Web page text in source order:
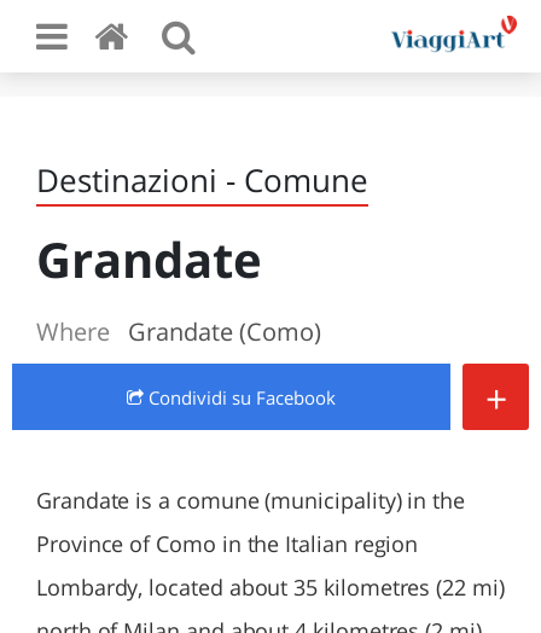
Destinazioni - Comune
Grandate
Where Grandate (Como)
Condividi su Facebook +
Grandate is a comune (municipality) in the
Province of Como in the Italian region
Lombardy, located about 35 kilometres (22 mi)